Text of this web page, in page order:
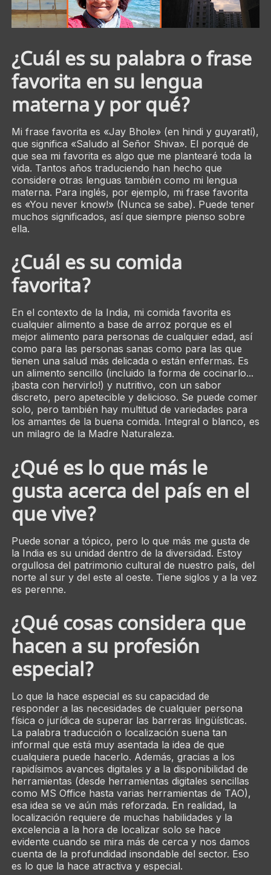
¿Cuál es su palabra o frase
favorita en su lengua
materna y por qué?
Mi frase favorita es «Jay Bhole» (en hindi y guyaratí),
que significa «Saludo al Señor Shiva». El porqué de
que sea mi favorita es algo que me plantearé toda la
vida. Tantos años traduciendo han hecho que
considere otras lenguas también como mi lengua
materna. Para inglés, por ejemplo, mi frase favorita
es «You never know!» (Nunca se sabe). Puede tener
muchos significados, así que siempre pienso sobre
ella.
¿Cuál es su comida
favorita?
En el contexto de la India, mi comida favorita es
cualquier alimento a base de arroz porque es el
mejor alimento para personas de cualquier edad, así
como para las personas sanas como para las que
tienen una salud más delicada o están enfermas. Es
un alimento sencillo (incluido la forma de cocinarlo...
¡basta con hervirlo!) y nutritivo, con un sabor
discreto, pero apetecible y delicioso. Se puede comer
solo, pero también hay multitud de variedades para
los amantes de la buena comida. Integral o blanco, es
un milagro de la Madre Naturaleza.
¿Qué es lo que más le
gusta acerca del país en el
que vive?
Puede sonar a tópico, pero lo que más me gusta de
la India es su unidad dentro de la diversidad. Estoy
orgullosa del patrimonio cultural de nuestro país, del
norte al sur y del este al oeste. Tiene siglos y a la vez
es perenne.
¿Qué cosas considera que
hacen a su profesión
especial?
Lo que la hace especial es su capacidad de
responder a las necesidades de cualquier persona
física o jurídica de superar las barreras lingüísticas.
La palabra traducción o localización suena tan
informal que está muy asentada la idea de que
cualquiera puede hacerlo. Además, gracias a los
rapidísimos avances digitales y a la disponibilidad de
herramientas (desde herramientas digitales sencillas
como MS Office hasta varias herramientas de TAO),
esa idea se ve aún más reforzada. En realidad, la
localización requiere de muchas habilidades y la
excelencia a la hora de localizar solo se hace
evidente cuando se mira más de cerca y nos damos
cuenta de la profundidad insondable del sector. Eso
es lo que la hace atractiva y especial.